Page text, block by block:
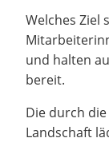
Welches Ziel
und halten
bereit.
Die durch
Landschaft